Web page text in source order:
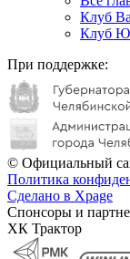
Клуб
Клуб
При поддержке:
© Официальный
Политика
Сделано в Xpage
Спонсоры и
ХК Трактор